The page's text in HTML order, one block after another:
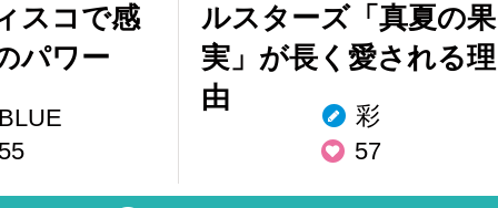
スコで感
パワー
ルスターズ「真夏の果
実」が長く愛される理
由
彩
57